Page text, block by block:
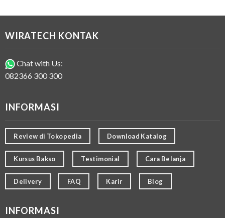
WIRATECH KONTAK
Chat with Us:
082366 300 300
INFORMASI
Review di Tokopedia Download Katalog
Kursus Bakso Testimonial Cara Belanja
Delivery FAQ Karir Blog
INFORMASI